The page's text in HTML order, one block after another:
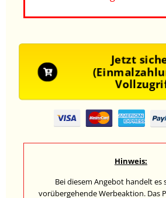
Jetzt
Hinweis:
Bei diesem Angebot handelt es
vorübergehende Werbeaktion. Das